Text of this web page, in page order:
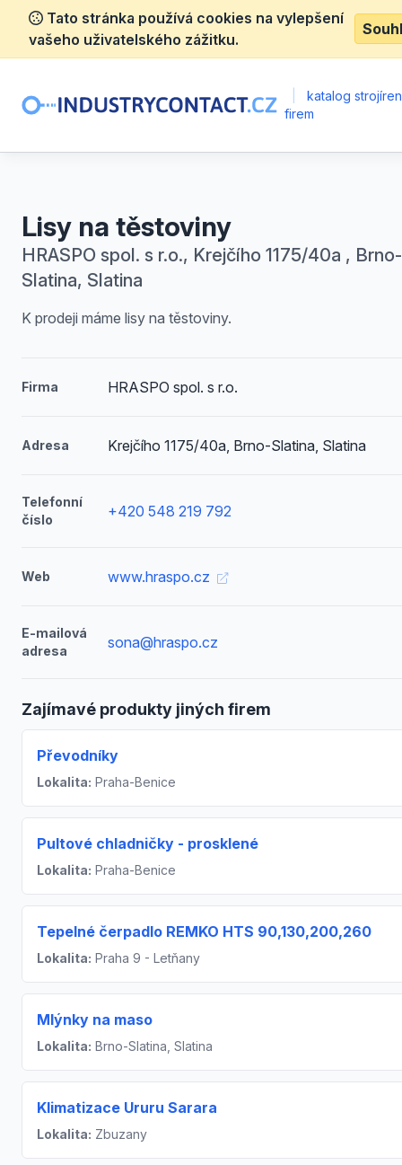
Tato stránka používá cookies na vylepšení
vašeho uživatelského zážitku.
katalog
firem
Lisy na těstoviny
HRASPO spol. s r.o., Krejčího 1175/40a , Brno-
Slatina, Slatina
K prodeji máme lisy na těstoviny.
Firma HRASPO spol. s r.o.
Adresa Krejčího 1175/40a, Brno-Slatina, Slatina
Telefonní
číslo
+420 548 219 792
Web www.hraspo.cz
E-mailová
adresa
sona@hraspo.cz
Zajímavé produkty jiných firem
Převodníky
Lokalita: Praha-Benice
Pultové chladničky - prosklené
Lokalita: Praha-Benice
Tepelné čerpadlo REMKO HTS 90,130,200,260
Lokalita: Praha 9 - Letňany
Mlýnky na maso
Lokalita: Brno-Slatina, Slatina
Klimatizace Ururu Sarara
Lokalita: Zbuzany